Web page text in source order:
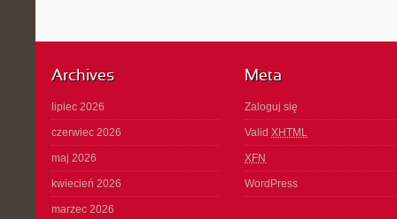
Archives
lipiec 2026
czerwiec 2026
maj 2026
kwiecień 2026
marzec 2026
Meta
Zaloguj się
Valid XHTML
XFN
WordPress